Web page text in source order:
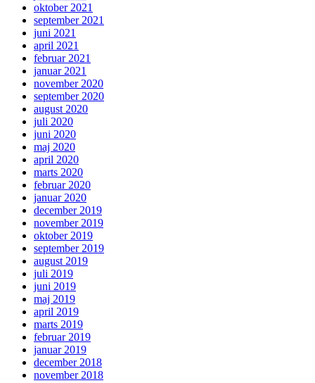
oktober 2021
september 2021
juni 2021
april 2021
februar 2021
januar 2021
november 2020
september 2020
august 2020
juli 2020
juni 2020
maj 2020
april 2020
marts 2020
februar 2020
januar 2020
december 2019
november 2019
oktober 2019
september 2019
august 2019
juli 2019
juni 2019
maj 2019
april 2019
marts 2019
februar 2019
januar 2019
december 2018
november 2018